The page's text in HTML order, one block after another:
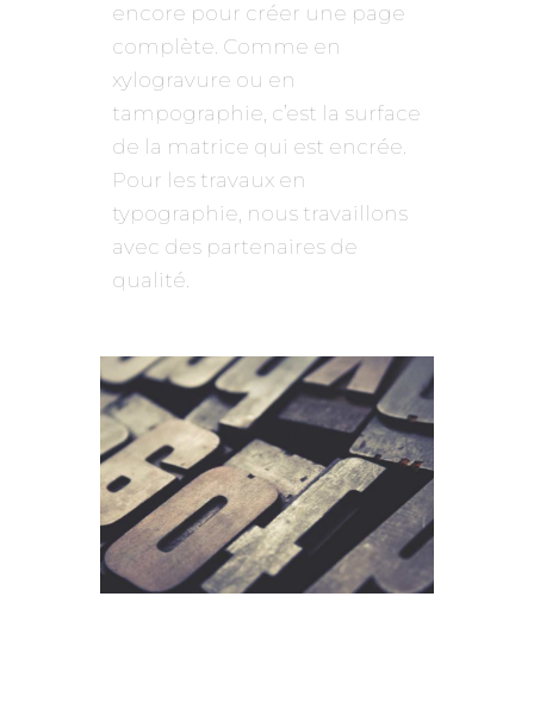
encore pour créer une page
complète. Comme en
xylogravure ou en
tampographie, c’est la surface
de la matrice qui est encrée.
Pour les travaux en
typographie, nous travaillons
avec des partenaires de
qualité.